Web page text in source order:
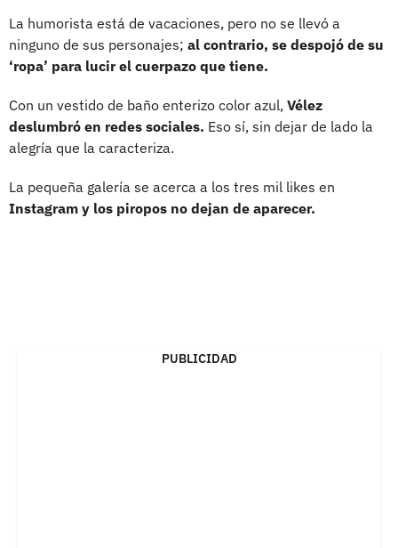
La humorista está de vacaciones, pero no se llevó a
ninguno de sus personajes; al contrario, se despojó de su
‘ropa’ para lucir el cuerpazo que tiene.
Con un vestido de baño enterizo color azul, Vélez
deslumbró en redes sociales. Eso sí, sin dejar de lado la
alegría que la caracteriza.
La pequeña galería se acerca a los tres mil likes en
Instagram y los piropos no dejan de aparecer.
PUBLICIDAD